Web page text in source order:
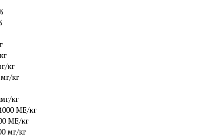
кг
кг
кг
МЕ/кг
МЕ/кг
мг/кг